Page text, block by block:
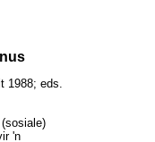
1988; eds.
'n